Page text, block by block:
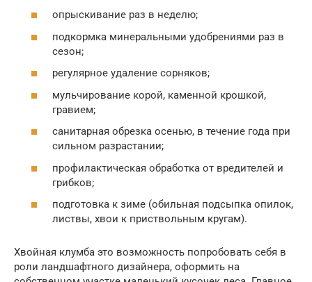
опрыскивание раз в неделю;
подкормка минеральными удобрениями раз в
сезон;
регулярное удаление сорняков;
мульчирование корой, каменной крошкой,
гравием;
санитарная обрезка осенью, в течение года при
сильном разрастании;
профилактическая обработка от вредителей и
грибков;
подготовка к зиме (обильная подсыпка опилок,
листвы, хвои к приствольным кругам).
Хвойная клумба это возможность попробовать себя в
роли ландшафтного дизайнера, оформить на